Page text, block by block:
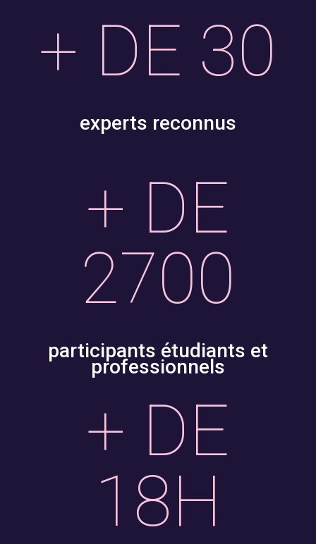
+ DE 30
experts reconnus
+ DE
2700
participants étudiants et
professionnels
+ DE
18H